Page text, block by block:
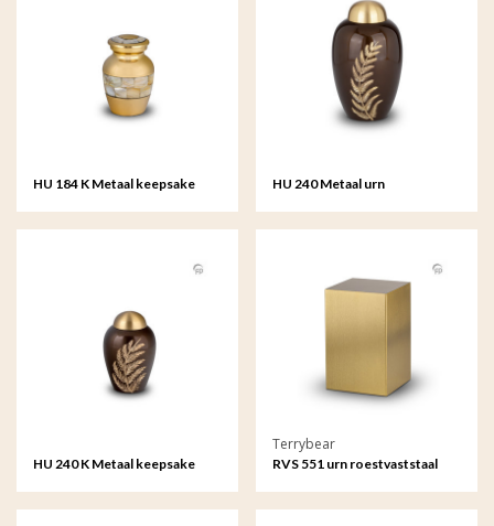
HU 184 K Metaal keepsake HU 240 Metaal urn
HU 240 K Metaal keepsake
Terrybear
RVS 551 urn roestvaststaal